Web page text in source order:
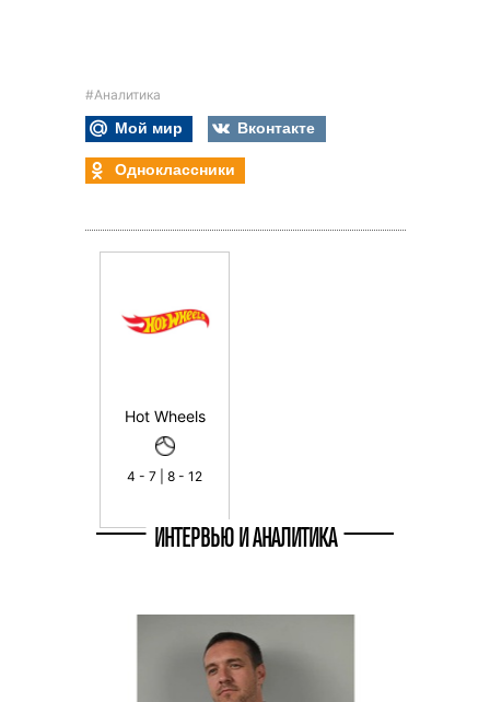
#Аналитика
Мой мир
Вконтакте
Одноклассники
Hot Wheels
4 - 7 | 8 - 12
ИНТЕРВЬЮ И АНАЛИТИКА